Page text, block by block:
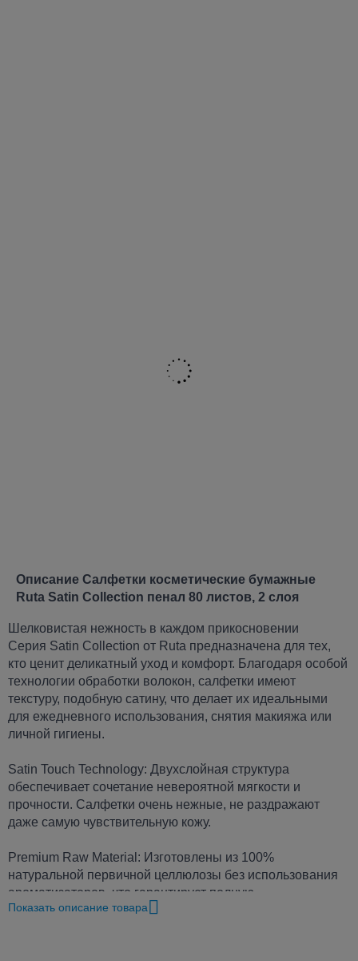
Описание Салфетки косметические бумажные
Ruta Satin Collection пенал 80 листов, 2 слоя
Шелковистая нежность в каждом прикосновении
Серия Satin Collection от Ruta предназначена для тех,
кто ценит деликатный уход и комфорт. Благодаря особой
технологии обработки волокон, салфетки имеют
текстуру, подобную сатину, что делает их идеальными
для ежедневного использования, снятия макияжа или
личной гигиены.
Satin Touch Technology: Двухслойная структура
обеспечивает сочетание невероятной мягкости и
прочности. Салфетки очень нежные, не раздражают
даже самую чувствительную кожу.
Premium Raw Material: Изготовлены из 100%
натуральной первичной целлюлозы без использования
ароматизаторов, что гарантирует полную
гипоаллергенность и безопасность.
Показать описание товара